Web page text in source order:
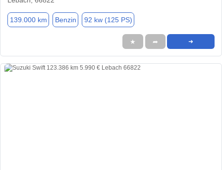
139.000 km Benzin 92 kw (125 PS)
★ ➦ ➜